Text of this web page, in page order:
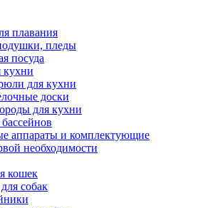
плавания
пледы
посуда
кухни
для кухни
доски
для кухни
аппараты и комплектующие
необходимости
кошек
собак